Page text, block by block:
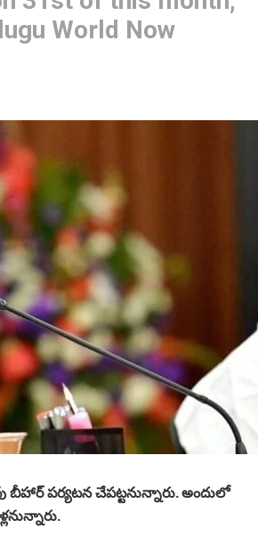
World Now
బీహార్ పర్యటన చేపట్టనున్నారు. అందులో